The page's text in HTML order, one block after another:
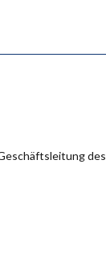
des